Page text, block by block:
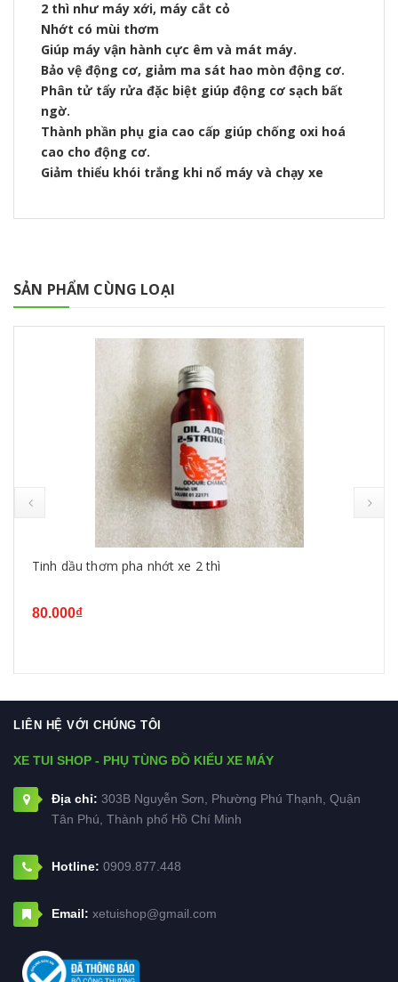
2 thì như máy xới, máy cắt cỏ
Nhớt có mùi thơm
Giúp máy vận hành cực êm và mát máy.
Bảo vệ động cơ, giảm ma sát hao mòn động cơ.
Phân tử tẩy rửa đặc biệt giúp động cơ sạch bất
ngờ.
Thành phần phụ gia cao cấp giúp chống oxi hoá
cao cho động cơ.
Giảm thiểu khói trắng khi nổ máy và chạy xe
SẢN PHẨM CÙNG LOẠI
Tinh dầu thơm pha nhớt xe 2 thì
80.000₫
LIÊN HỆ VỚI CHÚNG TÔI
XE TUI SHOP - PHỤ TÙNG ĐỒ KIỂU XE MÁY
Địa chỉ: 303B Nguyễn Sơn, Phường Phú Thạnh, Quận
Tân Phú, Thành phố Hồ Chí Minh
Hotline: 0909.877.448
Email: xetuishop@gmail.com